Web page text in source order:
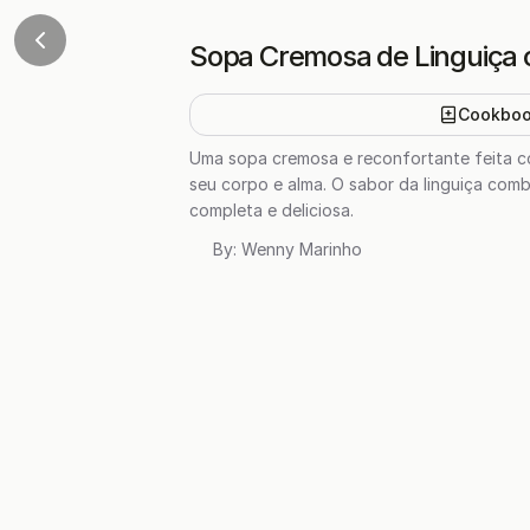
Sopa Cremosa de Linguiça
Uma sopa cremosa e reconfortante feita
seu corpo e alma. O sabor da linguiça
completa e deliciosa.
By: Wenny Marinho